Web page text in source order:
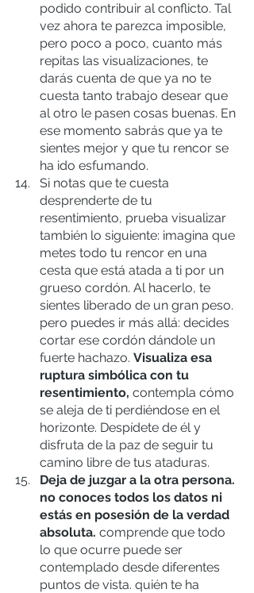
podido contribuir al conflicto. Tal
vez ahora te parezca imposible,
pero poco a poco, cuanto más
repitas las visualizaciones, te
darás cuenta de que ya no te
cuesta tanto trabajo desear que
al otro le pasen cosas buenas. En
ese momento sabrás que ya te
sientes mejor y que tu rencor se
ha ido esfumando.
Si notas que te cuesta
desprenderte de tu
resentimiento, prueba visualizar
también lo siguiente: imagina que
metes todo tu rencor en una
cesta que está atada a ti por un
grueso cordón. Al hacerlo, te
sientes liberado de un gran peso.
pero puedes ir más allá: decides
cortar ese cordón dándole un
fuerte hachazo. Visualiza esa
ruptura simbólica con tu
resentimiento, contempla cómo
se aleja de ti perdiéndose en el
horizonte. Despídete de él y
disfruta de la paz de seguir tu
camino libre de tus ataduras.
Deja de juzgar a la otra persona.
no conoces todos los datos ni
estás en posesión de la verdad
absoluta. comprende que todo
lo que ocurre puede ser
contemplado desde diferentes
puntos de vista. quién te ha